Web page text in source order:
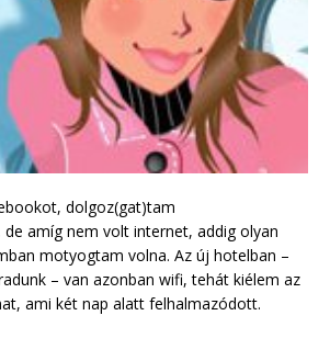
dolgoz(gat)tam
de amíg nem volt internet, addig olyan
motyogtam volna. Az új hotelban –
– van azonban wifi, tehát kiélem az
ami két nap alatt felhalmazódott.